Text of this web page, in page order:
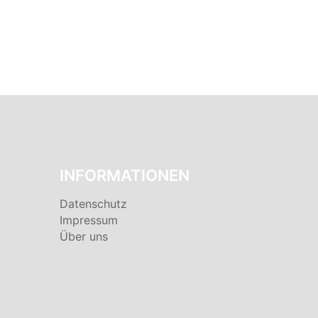
INFORMATIONEN
Datenschutz
Impressum
Über uns